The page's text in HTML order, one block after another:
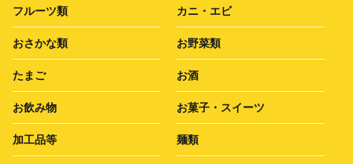
フルーツ類 カニ・エビ
おさかな類 お野菜類
たまご お酒
お飲み物 お菓子・スイーツ
加工品等 麺類